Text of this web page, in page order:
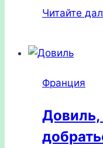
Читайте
Франция